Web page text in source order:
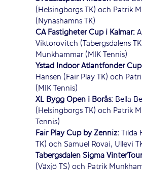
(Helsingborgs TK) och Patrik
(Nynäshamns TK)
CA Fastigheter Cup i Kalmar:
Viktorovitch (Tabergsdalens
Munkhammar (MIK Tennis)
Ystad Indoor Atlantfonder
Hansen (Fair Play TK) och
(MIK Tennis)
XL Bygg Open i Borås: Bella
(Helsingborgs TK) och Patrik
Tennis)
Fair Play Cup by Zenniz:Tilda
TK) och Samuel Rovai, Ullevi
Tabergsdalen Sigma
(Växjö TS) och Patrik